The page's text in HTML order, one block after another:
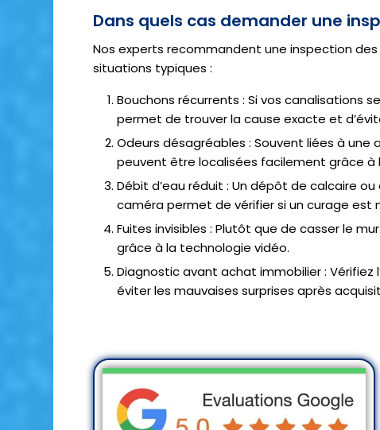
Dans quels cas demander une
Nos experts recommandent une inspection
situations typiques :
Bouchons récurrents : Si vos canalisations
permet de trouver la cause exacte et
Odeurs désagréables : Souvent liées à
peuvent être localisées facilement grâce à
Débit d’eau réduit : Un dépôt de calcaire
caméra permet de vérifier si un curage est
Fuites invisibles : Plutôt que de casser le
grâce à la technologie vidéo.
Diagnostic avant achat immobilier :
éviter les mauvaises surprises après